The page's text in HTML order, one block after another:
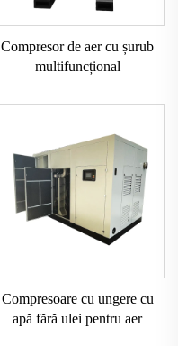
Compresor de aer cu șurub
multifuncțional
Compresoare cu ungere cu
apă fără ulei pentru aer